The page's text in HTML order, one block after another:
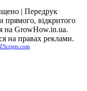
| Передрук
прямого, відкритого
на GrowHow.in.ua.
на правах реклами.